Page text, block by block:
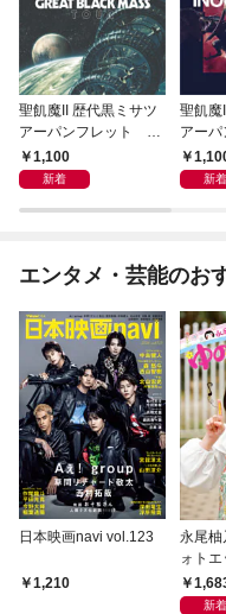
聖飢魔II 歴代黒ミサツ
アーパンフレット Th
e 35++th Anniversary
TENACIOUS GREAT
(D.C.24／2022)
1,100
新着
聖飢魔
アー
DEO &
E” 新着
エンタメ・芸能のお
日本映画navi vol.123
1,210
永尾柚
ォト
のがた
新着